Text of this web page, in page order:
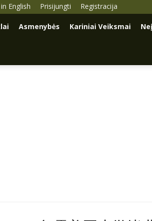
English Prisijungti Registracija
Asmenybės Kariniai Veiksmai